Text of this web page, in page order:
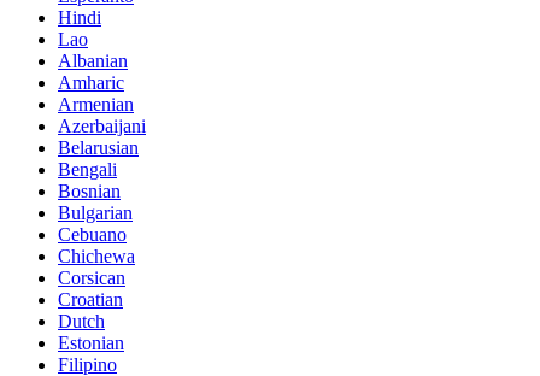
Hindi
Lao
Albanian
Amharic
Armenian
Azerbaijani
Belarusian
Bengali
Bosnian
Bulgarian
Cebuano
Chichewa
Corsican
Croatian
Dutch
Estonian
Filipino